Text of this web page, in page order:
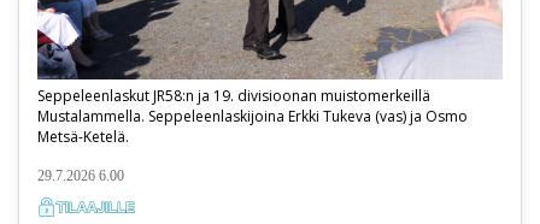
Seppeleenlaskut JR58:n ja 19. divisioonan muistomerkeillä
Mustalammella. Seppeleenlaskijoina Erkki Tukeva (vas) ja Osmo
Metsä-Ketelä.
29.7.2026 6.00